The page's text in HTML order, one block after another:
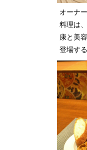
オーナ
料理は
康と美
登場する